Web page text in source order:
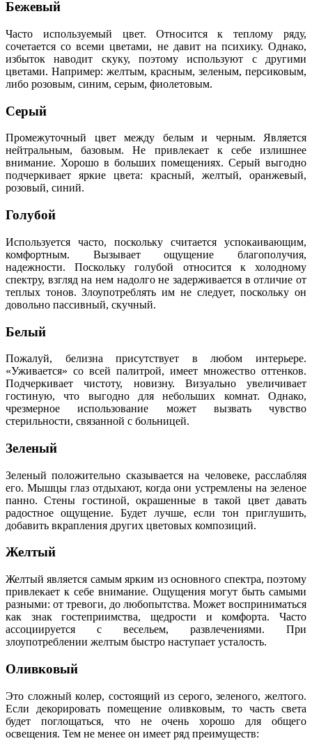
Бежевый
Часто используемый цвет. Относится к теплому ряду,
сочетается со всеми цветами, не давит на психику. Однако,
избыток наводит скуку, поэтому используют с другими
цветами. Например: желтым, красным, зеленым, персиковым,
либо розовым, синим, серым, фиолетовым.
Серый
Промежуточный цвет между белым и черным. Является
нейтральным, базовым. Не привлекает к себе излишнее
внимание. Хорошо в больших помещениях. Серый выгодно
подчеркивает яркие цвета: красный, желтый, оранжевый,
розовый, синий.
Голубой
Используется часто, поскольку считается успокаивающим,
комфортным. Вызывает ощущение благополучия,
надежности. Поскольку голубой относится к холодному
спектру, взгляд на нем надолго не задерживается в отличие от
теплых тонов. Злоупотреблять им не следует, поскольку он
довольно пассивный, скучный.
Белый
Пожалуй, белизна присутствует в любом интерьере.
«Уживается» со всей палитрой, имеет множество оттенков.
Подчеркивает чистоту, новизну. Визуально увеличивает
гостиную, что выгодно для небольших комнат. Однако,
чрезмерное использование может вызвать чувство
стерильности, связанной с больницей.
Зеленый
Зеленый положительно сказывается на человеке, расслабляя
его. Мышцы глаз отдыхают, когда они устремлены на зеленое
панно. Стены гостиной, окрашенные в такой цвет давать
радостное ощущение. Будет лучше, если тон приглушить,
добавить вкрапления других цветовых композиций.
Желтый
Желтый является самым ярким из основного спектра, поэтому
привлекает к себе внимание. Ощущения могут быть самыми
разными: от тревоги, до любопытства. Может восприниматься
как знак гостеприимства, щедрости и комфорта. Часто
ассоциируется с весельем, развлечениями. При
злоупотреблении желтым быстро наступает усталость.
Оливковый
Это сложный колер, состоящий из серого, зеленого, желтого.
Если декорировать помещение оливковым, то часть света
будет поглощаться, что не очень хорошо для общего
освещения. Тем не менее он имеет ряд преимуществ: